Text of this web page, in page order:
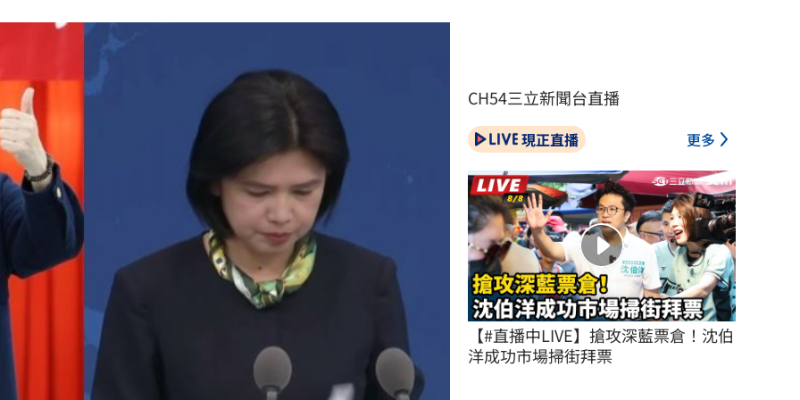
09:17
09:16
09:09
CH54三立新聞台直播
現正直播 更多
【#直播中LIVE】搶攻深藍票倉！沈伯
洋成功市場掃街拜票